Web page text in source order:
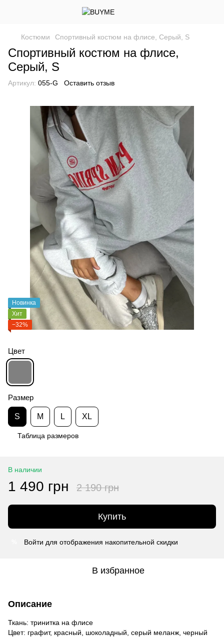
Костюми Спортивный костюм на флисе, Серый, S
Спортивный костюм на флисе,
Серый, S
Артикул: 055-G Оставить отзыв
Новинка
Хит
−32%
Цвет
Размер
S M L XL
Таблица размеров
В наличии
1 490 грн 2 190 грн
Купить
Войти для отображения накопительной скидки
В избранное
Описание
Ткань: тринитка на флисе
Цвет: графит, красный, шоколадный, серый меланж, черный